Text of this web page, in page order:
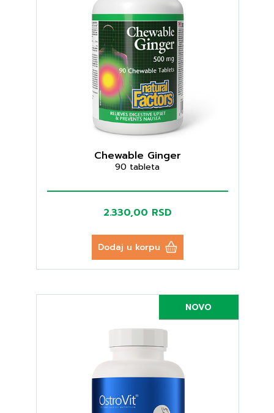
Chewable Ginger
90 tableta
2.330,00 RSD
Dodaj u korpu
NOVO